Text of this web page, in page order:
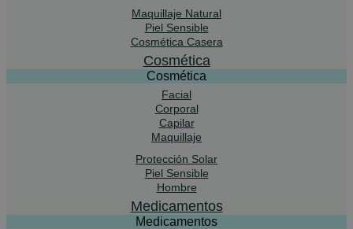
Maquillaje Natural
Piel Sensible
Cosmética Casera
Cosmética
Cosmética
Facial
Corporal
Capilar
Maquillaje
Protección Solar
Piel Sensible
Hombre
Medicamentos
Medicamentos